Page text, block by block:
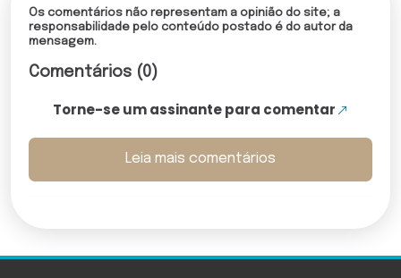
Os comentários não representam a opinião do site; a
responsabilidade pelo conteúdo postado é do autor da
mensagem.
Comentários (0)
Torne-se um assinante para comentar
Leia mais comentários